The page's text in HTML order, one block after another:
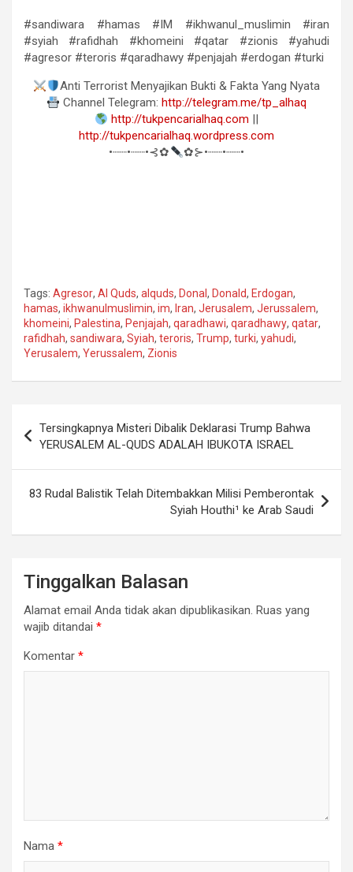
#sandiwara #hamas #IM #ikhwanul_muslimin #iran
#syiah #rafidhah #khomeini #qatar #zionis #yahudi
#agresor #teroris #qaradhawy #penjajah #erdogan #turki
Anti Terrorist Menyajikan Bukti & Fakta Yang Nyata
Channel Telegram: http://telegram.me/tp_alhaq
http://tukpencarialhaq.com
http://tukpencarialhaq.wordpress.com
•┈┈•┈┈•⊰✿
✿⊱•┈┈•┈┈•
Tags: Agresor, Al Quds, alquds, Donal, Donald, Erdogan,
hamas, ikhwanulmuslimin, im, Iran, Jerusalem, Jerussalem,
khomeini, Palestina, Penjajah, qaradhawi, qaradhawy, qatar,
rafidhah, sandiwara, Syiah, teroris, Trump, turki, yahudi,
Yerusalem, Yerussalem, Zionis
pos
Tersingkapnya Misteri Dibalik Deklarasi Trump Bahwa
YERUSALEM AL-QUDS ADALAH IBUKOTA ISRAEL
83 Rudal Balistik Telah Ditembakkan Milisi Pemberontak
Syiah Houthi¹ ke Arab Saudi
Tinggalkan Balasan
Alamat email Anda tidak akan dipublikasikan. Ruas yang
wajib ditandai *
Komentar *
Nama *